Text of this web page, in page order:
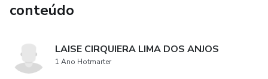
conteúdo
LAISE CIRQUIERA LIMA DOS ANJOS
1 Ano Hotmarter